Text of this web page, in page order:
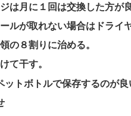
は月に１回は交換した方が良
ルが取れない場合はドライ
の８割りに治める。
て干す。
ットボトルで保存するのが良